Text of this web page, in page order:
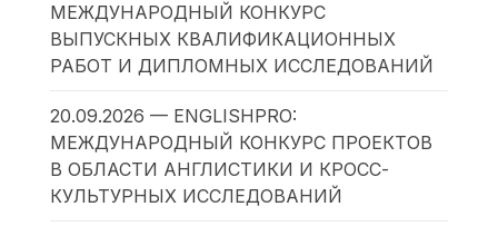
МЕЖДУНАРОДНЫЙ КОНКУРС
ВЫПУСКНЫХ КВАЛИФИКАЦИОННЫХ
РАБОТ И ДИПЛОМНЫХ ИССЛЕДОВАНИЙ
20.09.2026 — ENGLISHPRO:
МЕЖДУНАРОДНЫЙ КОНКУРС ПРОЕКТОВ
В ОБЛАСТИ АНГЛИСТИКИ И КРОСС-
КУЛЬТУРНЫХ ИССЛЕДОВАНИЙ